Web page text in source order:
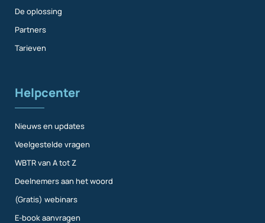
De oplossing
Partners
Tarieven
Helpcenter
Nieuws en updates
Veelgestelde vragen
WBTR van A tot Z
Deelnemers aan het woord
(Gratis) webinars
E-book aanvragen